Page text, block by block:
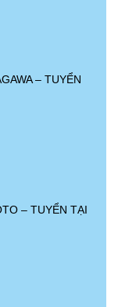
– TUYỂN
– TUYỂN TẠI